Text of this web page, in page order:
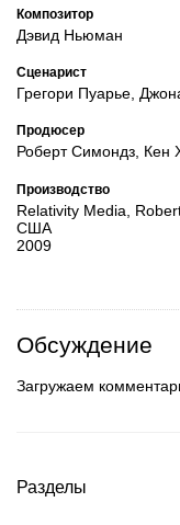
Композитор
Дэвид Ньюман
Сценарист
Грегори Пуарье,
Продюсер
Роберт Симондз, Кен
Производство
Relativity Media,
США
2009
Обсуждение
Загружаем
Разделы